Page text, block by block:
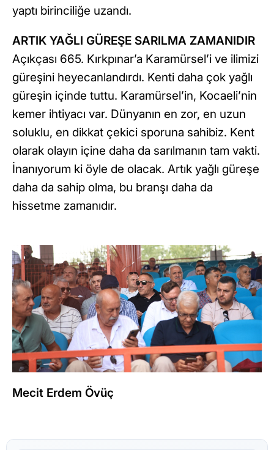
yaptı birinciliğe uzandı.
ARTIK YAĞLI GÜREŞE SARILMA ZAMANIDIR
Açıkçası 665. Kırkpınar’a Karamürsel’i ve ilimizi
güreşini heyecanlandırdı. Kenti daha çok yağlı
güreşin içinde tuttu. Karamürsel’in, Kocaeli’nin
kemer ihtiyacı var. Dünyanın en zor, en uzun
soluklu, en dikkat çekici sporuna sahibiz. Kent
olarak olayın içine daha da sarılmanın tam vakti.
İnanıyorum ki öyle de olacak. Artık yağlı güreşe
daha da sahip olma, bu branşı daha da
hissetme zamanıdır.
Mecit Erdem Övüç